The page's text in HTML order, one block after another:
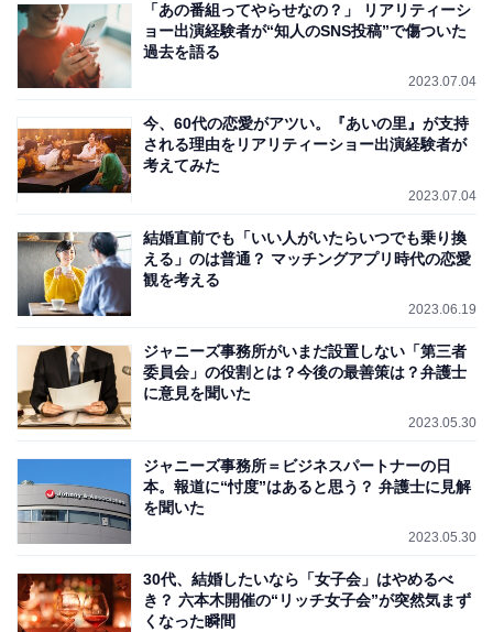
「あの番組ってやらせなの？」 リアリティーシ
ョー出演経験者が“知人のSNS投稿”で傷ついた
過去を語る
2023.07.04
今、60代の恋愛がアツい。『あいの里』が支持
される理由をリアリティーショー出演経験者が
考えてみた
2023.07.04
結婚直前でも「いい人がいたらいつでも乗り換
える」のは普通？ マッチングアプリ時代の恋愛
観を考える
2023.06.19
ジャニーズ事務所がいまだ設置しない「第三者
委員会」の役割とは？今後の最善策は？弁護士
に意見を聞いた
2023.05.30
ジャニーズ事務所＝ビジネスパートナーの日
本。報道に“忖度”はあると思う？ 弁護士に見解
を聞いた
2023.05.30
30代、結婚したいなら「女子会」はやめるべ
き？ 六本木開催の“リッチ女子会”が突然気まず
くなった瞬間